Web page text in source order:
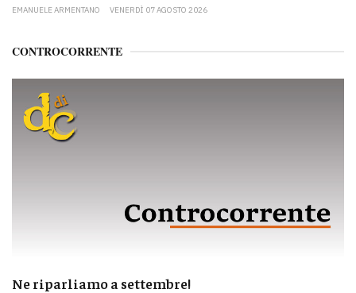
EMANUELE ARMENTANO VENERDÌ 07 AGOSTO 2026
CONTROCORRENTE
Ne riparliamo a settembre!